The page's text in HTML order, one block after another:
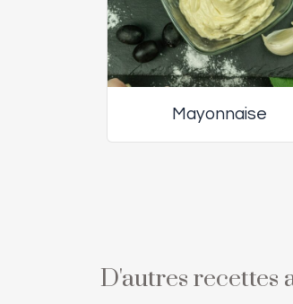
Mayonnaise
D'autres recettes